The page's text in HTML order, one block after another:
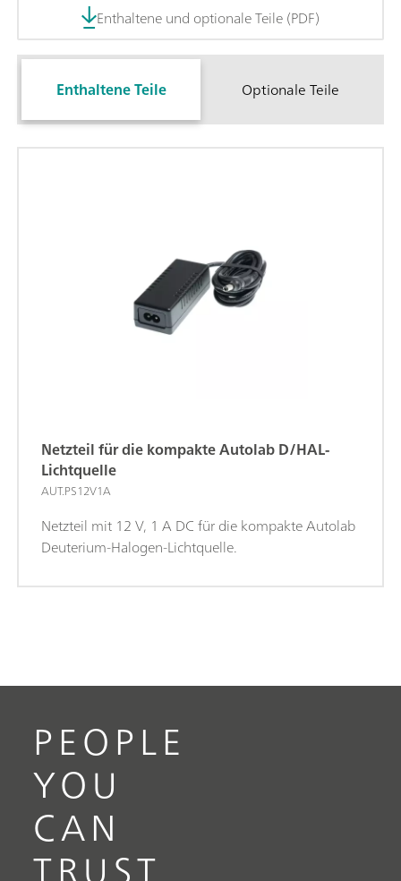
Enthaltene und optionale Teile (PDF)
Enthaltene Teile Optionale Teile
Netzteil für die kompakte Autolab D/HAL-
Lichtquelle
AUT.PS12V1A
Netzteil mit 12 V, 1 A DC für die kompakte Autolab
Deuterium-Halogen-Lichtquelle.
PEOPLE
YOU
CAN